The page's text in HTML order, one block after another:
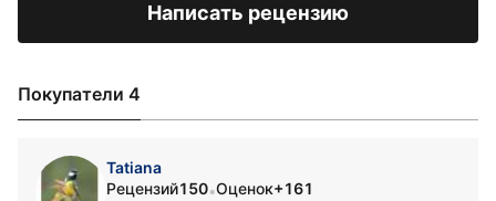
Написать рецензию
Покупатели 4
Tatiana
Рецензий150•Оценок+161